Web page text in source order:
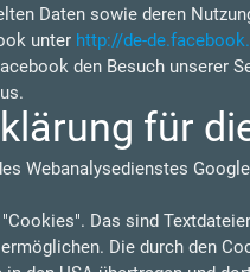
Daten sowie deren
unter http://de-
den Besuch unserer
für
Webanalysedienstes
Das sind
Die durch den